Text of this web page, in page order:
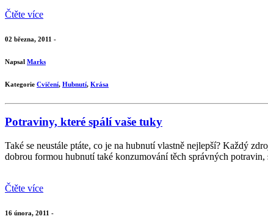
Čtěte více
02 března, 2011 -
Napsal Marks
Kategorie Cvičení, Hubnutí, Krása
Potraviny, které spálí vaše tuky
Také se neustále ptáte, co je na hubnutí vlastně nejlepší? Každý
dobrou formou hubnutí také konzumování těch správných potravin,
Čtěte více
16 února, 2011 -